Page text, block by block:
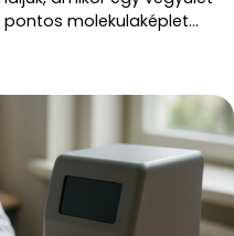
molekulaképlet…